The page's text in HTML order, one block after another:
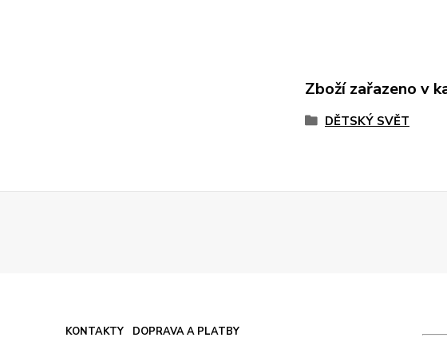
Zboží zařazeno v
DĚTSKÝ SVĚT
KONTAKTY DOPRAVA A PLATBY